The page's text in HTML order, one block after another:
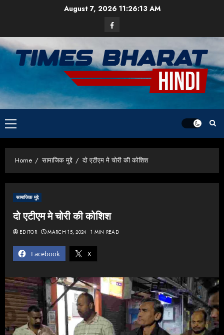
August 7, 2026 11:26:13 AM
Facebook
Primary
Menu
Home सामाजिक मुद्दे दो एटीएम मे चोरी की कोशिश
सामाजिक मुद्दे
दो एटीएम मे चोरी की कोशिश
Facebook X
EDITOR MARCH 15, 2024 1 MIN READ